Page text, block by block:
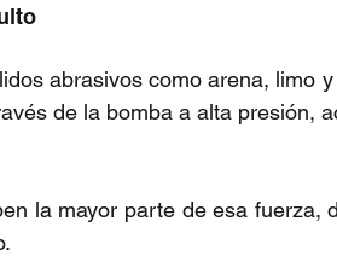
abrasivos como arena, limo
de la bomba a alta presión,
la mayor parte de esa fuerza,